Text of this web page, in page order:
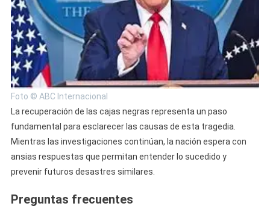
Foto © ABC Internacional
La recuperación de las cajas negras representa un paso
fundamental para esclarecer las causas de esta tragedia.
Mientras las investigaciones continúan, la nación espera con
ansias respuestas que permitan entender lo sucedido y
prevenir futuros desastres similares.
Preguntas frecuentes